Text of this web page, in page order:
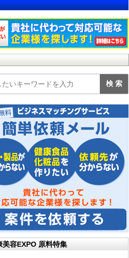
美容EXPO 原料特集